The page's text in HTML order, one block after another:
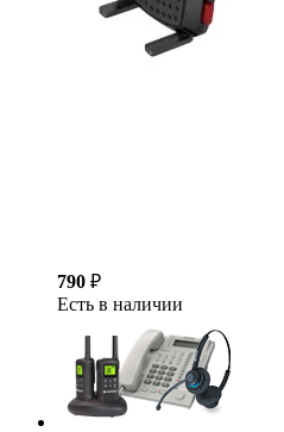
790 ₽
Есть в наличии